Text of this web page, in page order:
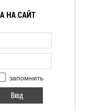
НА САЙТ
запомнить